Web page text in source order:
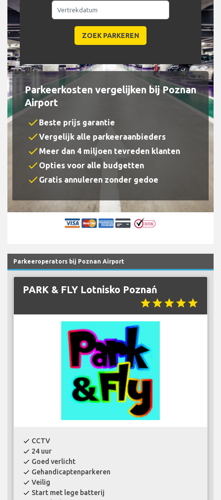
Parkeerkosten vergelijken bij Poznan
Airport
check Beste prijs garantie
checkVergelijk alle parkeeraanbieders
check Meer dan 4 miljoen tevreden klanten
check Opties voor alle budgetten
check Gratis annuleren zonder gedoe
Parkeeroperators bij Poznan Airport
PARK & FLY Lotnisko Poznań
starstarstarstarstar
check CCTV
check 24 uur
check Goed verlicht
check Gehandicaptenparkeren
check Veilig
check Start met lege batterij